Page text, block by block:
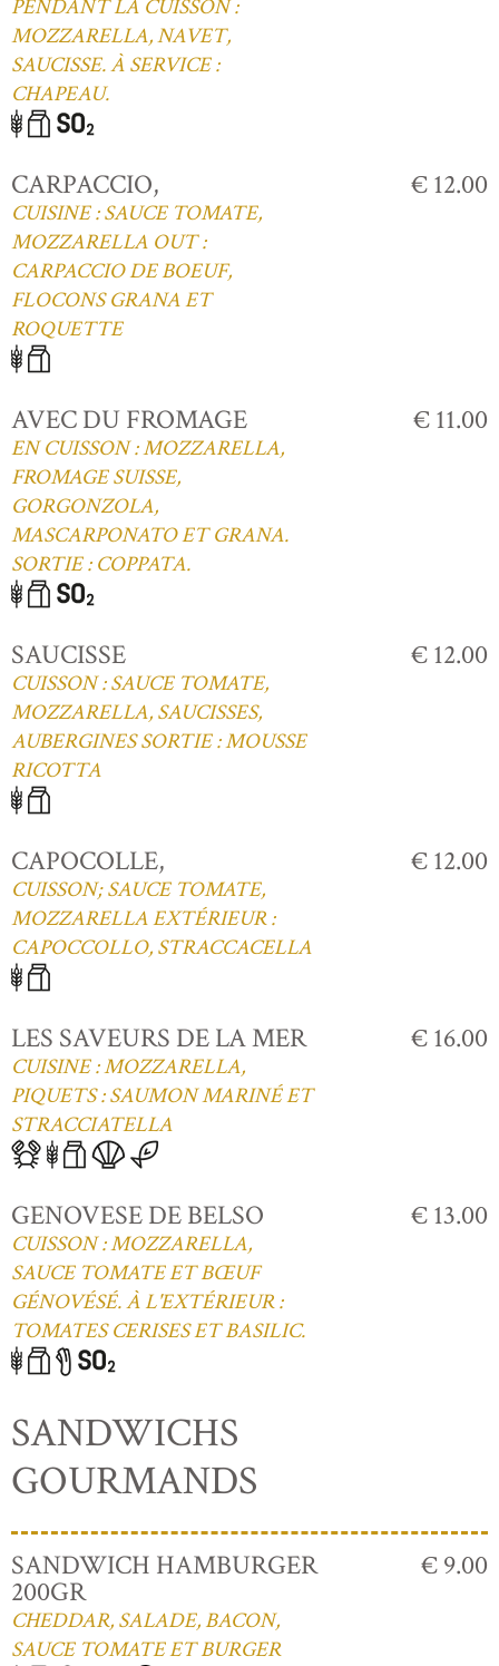
PENDANT LA CUISSON :
MOZZARELLA, NAVET,
SAUCISSE. À SERVICE :
CHAPEAU.
CARPACCIO,
CUISINE : SAUCE TOMATE,
MOZZARELLA OUT :
CARPACCIO DE BOEUF,
FLOCONS GRANA ET
ROQUETTE
€ 12.00
AVEC DU FROMAGE
EN CUISSON : MOZZARELLA,
FROMAGE SUISSE,
GORGONZOLA,
MASCARPONATO ET GRANA.
SORTIE : COPPATA.
€ 11.00
SAUCISSE
CUISSON : SAUCE TOMATE,
MOZZARELLA, SAUCISSES,
AUBERGINES SORTIE : MOUSSE
RICOTTA
€ 12.00
CAPOCOLLE,
CUISSON; SAUCE TOMATE,
MOZZARELLA EXTÉRIEUR :
CAPOCCOLLO, STRACCACELLA
€ 12.00
LES SAVEURS DE LA MER
CUISINE : MOZZARELLA,
PIQUETS : SAUMON MARINÉ ET
STRACCIATELLA
€ 16.00
GENOVESE DE BELSO
CUISSON : MOZZARELLA,
SAUCE TOMATE ET BŒUF
GÉNOVÉSÉ. À L'EXTÉRIEUR :
TOMATES CERISES ET BASILIC.
€ 13.00
SANDWICHS
GOURMANDS
SANDWICH HAMBURGER
200GR
CHEDDAR, SALADE, BACON,
SAUCE TOMATE ET BURGER
€ 9.00